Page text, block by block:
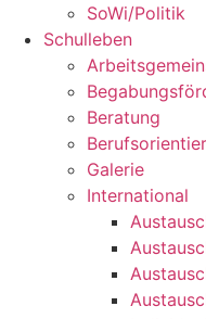
SoWi/Politik
Schulleben
Beratung
Galerie
International